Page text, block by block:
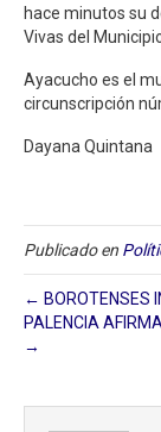
hace minutos su
Vivas del
Ayacucho es el
circunscripción
Dayana Quintana
Publicado en
← BOROTENSES
PALENCIA
→